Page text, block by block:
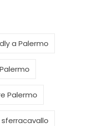
a Palermo
Palermo